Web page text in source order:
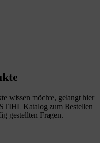
wissen möchte, gelangt hier
Katalog zum Bestellen
gestellten Fragen.